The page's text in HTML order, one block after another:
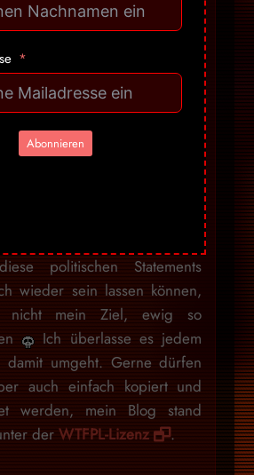
genügend versucht,
Informationen zu versorgen,
schnell bemerkt, dass es
ankommt, wie diese
eine Einstellung dazu pflegt.
auf irgendwelche Weise
politischen Statements
wieder sein lassen können,
mein Ziel, ewig so
Ich überlasse es jedem
umgeht. Gerne dürfen
auch einfach kopiert und
werden, mein Blog stand
der WTFPL-Lizenz .
Abonnieren